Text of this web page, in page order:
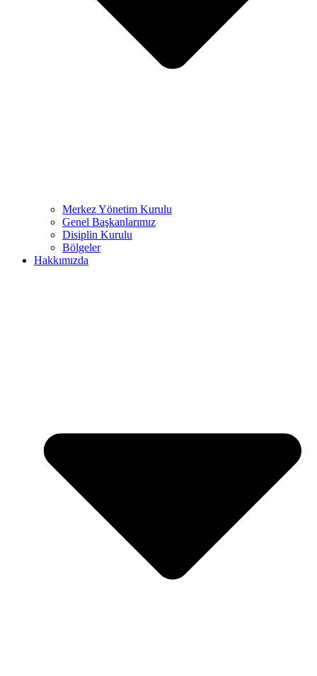
Merkez Yönetim Kurulu
Genel Başkanlarımız
Disiplin Kurulu
Bölgeler
Hakkımızda